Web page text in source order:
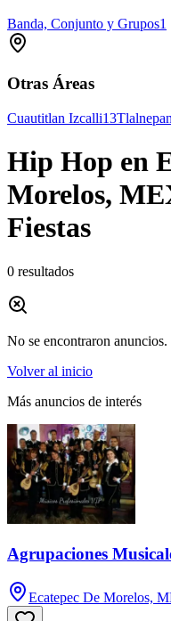
Banda, Conjunto y Grupos1
Otras Áreas
Cuautitlan Izcalli13
Hip Hop en
Morelos,
Fiestas
0 resultados
No se encontraron anuncios.
Volver al inicio
Más anuncios de interés
Agrupaciones
Ecatepec De Morelos,